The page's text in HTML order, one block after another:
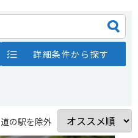
詳細条件から探す
道の駅を除外